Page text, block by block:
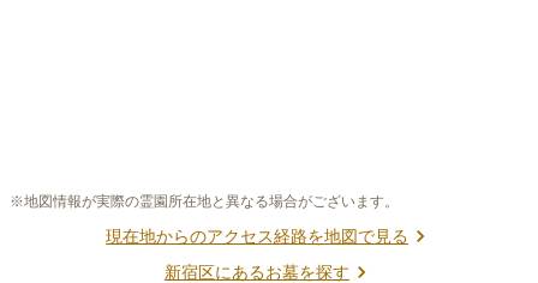
※地図情報が実際の霊園所在地と異なる場合がございます。
現在地からのアクセス経路を地図で見る
新宿区にあるお墓を探す